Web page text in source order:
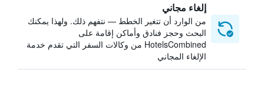
إلغاء مجاني
من الوارد أن تتغير الخطط — نتفهم ذلك. ولهذا يمكنك
البحث وحجز فنادق وأماكن إقامة على
HotelsCombined من وكالات السفر التي تقدم خدمة
الإلغاء المجاني